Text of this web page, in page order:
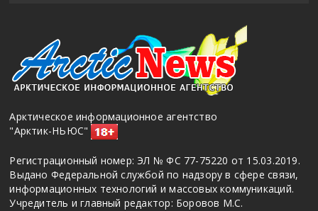
Арктическое информационное агентство
"Арктик-НЬЮС"
Регистрационный номер: ЭЛ № ФС 77-75220 от 15.03.2019.
Выдано Федеральной службой по надзору в сфере связи,
информационных технологий и массовых коммуникаций.
Учредитель и главный редактор: Боровов М.С.